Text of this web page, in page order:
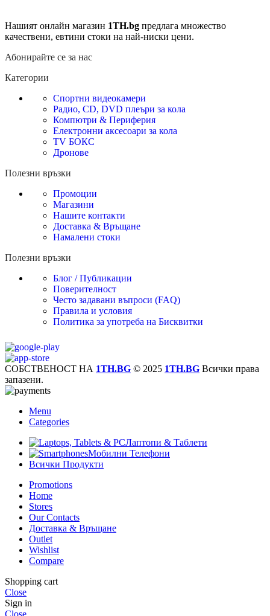
Нашият онлайн магазин 1TH.bg предлага множество
качествени, евтини стоки на най-ниски цени.
Абонирайте се за нас
Категории
Спортни видеокамери
Радио, CD, DVD плеъри за кола
Компютри & Периферия
Електронни аксесоари за кола
TV БОКС
Дронове
Полезни връзки
Промоции
Магазини
Нашите контакти
Доставка & Връщане
Намалени стоки
Полезни връзки
Блог / Публикации
Поверителност
Често задавани въпроси (FAQ)
Правила и условия
Политика за употреба на Бисквитки
СОБСТВЕНОСТ НА 1TH.BG © 2025 1TH.BG Всички права
запазени.
Menu
Categories
Лаптопи & Таблети
Мобилни Телефони
Всички Продукти
Promotions
Home
Stores
Our Contacts
Доставка & Връщане
Outlet
Wishlist
Compare
Shopping cart
Close
Sign in